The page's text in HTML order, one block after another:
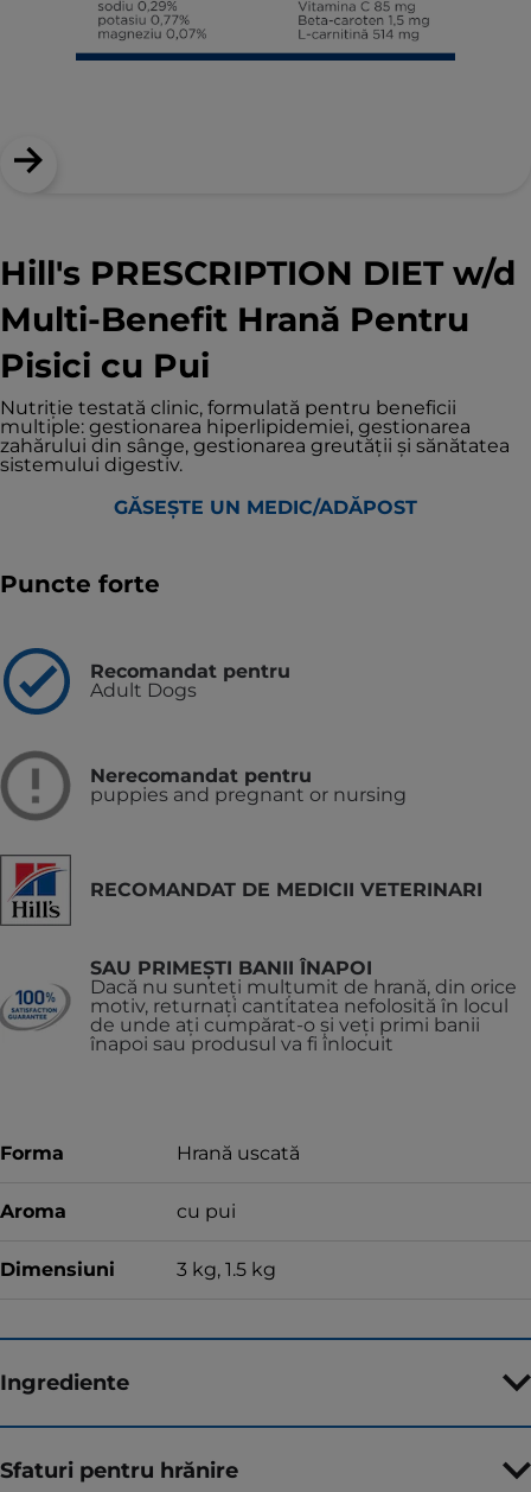
Hill's PRESCRIPTION DIET w/d
Multi-Benefit Hrană Pentru
Pisici cu Pui
Nutriţie testată clinic, formulată pentru beneficii
multiple: gestionarea hiperlipidemiei, gestionarea
zahărului din sânge, gestionarea greutăţii şi sănătatea
sistemului digestiv.
GĂSEȘTE UN MEDIC/ADĂPOST
Puncte forte
Recomandat pentru
Adult Dogs
Nerecomandat pentru
puppies and pregnant or nursing
RECOMANDAT DE MEDICII VETERINARI
SAU PRIMEȘTI BANII ÎNAPOI
Dacă nu sunteți mulțumit de hrană, din orice
motiv, returnați cantitatea nefolosită în locul
de unde ați cumpărat-o și veți primi banii
înapoi sau produsul va fi înlocuit
Forma Hrană uscată
Aroma cu pui
Dimensiuni 3 kg, 1.5 kg
Ingrediente
Sfaturi pentru hrănire